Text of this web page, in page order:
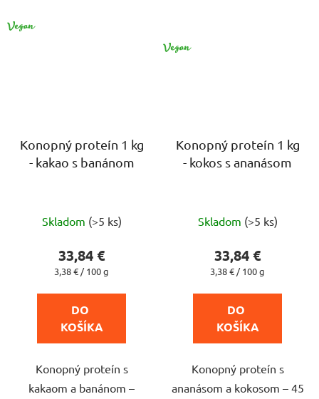
VEGAN
Konopný proteín 1 kg
- kakao s banánom
hodnotenie
produktu
je
z
5
hviezdičiek.
Skladom (>5 ks)
33,84 €
Jednotková
3,38 € / 100 g
DO
KOŠÍKA
Konopný proteín s
kakaom a banánom –
VEGAN
Konopný proteín 1 kg
- kokos s ananásom
hodnotenie
produktu
je
z
5
hviezdičiek.
Skladom (>5 ks)
33,84 €
Jednotková
3,38 € / 100 g
DO
KOŠÍKA
Konopný proteín s
ananásom a kokosom – 45